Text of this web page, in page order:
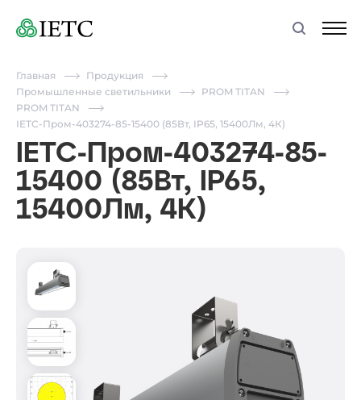
Главная
Продукция
Промышленные светильники
PROM TITAN
PROM TITAN
IETC-Пром-403274-85-15400 (85Вт, IP65, 15400Лм, 4К)
IETC-Пром-403274-85-
15400 (85Вт, IP65,
15400Лм, 4К)